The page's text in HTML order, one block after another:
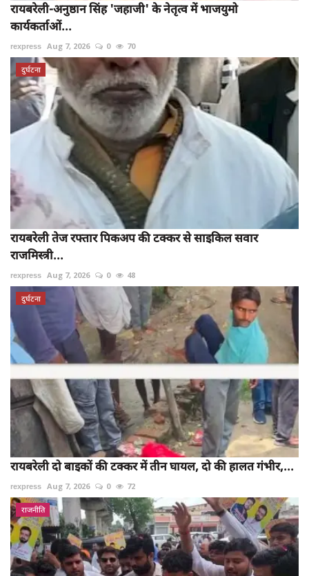
रायबरेली-अनुष्ठान सिंह 'जहाजी' के नेतृत्व में भाजयुमो
कार्यकर्ताओं...
rexpress Aug 7, 2026 0 70
दुर्घटना
रायबरेली तेज रफ्तार पिकअप की टक्कर से साइकिल सवार
राजमिस्त्री...
rexpress Aug 7, 2026 0 48
दुर्घटना
रायबरेली दो बाइकों की टक्कर में तीन घायल, दो की हालत गंभीर,...
rexpress Aug 7, 2026 0 72
राजनीति